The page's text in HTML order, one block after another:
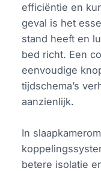
efficiëntie en
geval is het
stand heeft en
bed richt. Een
eenvoudige
tijdschema’s
aanzienlijk.
In
betere isolatie